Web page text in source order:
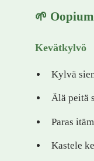
🌱
Kevätkylvö
Kylvä
Älä peitä
Paras
Kastele